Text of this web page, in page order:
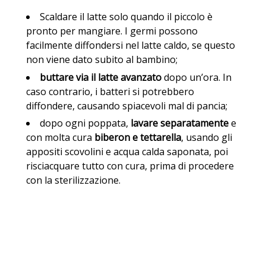
Scaldare il latte solo quando il piccolo è
pronto per mangiare. I germi possono
facilmente diffondersi nel latte caldo, se questo
non viene dato subito al bambino;
buttare via il latte avanzatodopo un’ora. In
caso contrario, i batteri si potrebbero
diffondere, causando spiacevoli mal di pancia;
dopo ogni poppata, lavare separatamentee
con molta cura biberon e tettarella, usando gli
appositi scovolini e acqua calda saponata, poi
risciacquare tutto con cura, prima di procedere
con la sterilizzazione.